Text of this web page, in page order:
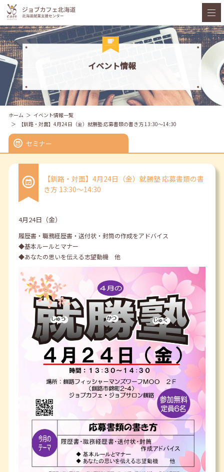
イベント情報
ホーム
イベント情報一覧
【釧路・対面】4月24日（金）就勝塾 応募書類の書き方 13:30～14:30
セミナー
【釧路・対面】4月24日（金）就勝塾 応募書類の書
き方 13:30～14:30
4月24日（金）
履歴書・職務経歴書・送付状・封筒の作成をアドバイス
◆基本ルールとマナー
◆あなたの思いを伝える志望動機 他